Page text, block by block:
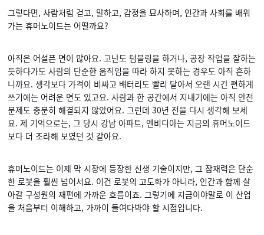
그렇다면, 사람처럼 걷고, 말하고, 감정을 묘사하며, 인간과 사회를 배워
가는 휴머노이드는 어떨까요?
아직은 어설픈 면이 많아요. 고난도 텀블링을 하거나, 공장 작업을 잘하는
듯하다가도 사람의 단순한 움직임을 따라 하지 못하는 경우도 아직 흔하
니까요. 생각보다 가격이 비싸고 배터리도 빨리 달아서 오랜 시간 편하게
쓰기에는 어려운 면도 있고요. 사람과 한 공간에서 지내기에는 아직 안전
문제도 충분히 해결되지 않았어요. 그런데 30년 전을 다시 생각해 보세
요. 제 기억으로는, 그 당시 강남 아파트, 엔비디아는 지금의 휴머노이드
보다 더 초라해 보였던 것 같아요.
휴머노이드는 이제 막 시장에 등장한 신생 기술이지만, 그 잠재력은 단순
한 로봇을 훨씬 넘어서요. 이건 로봇의 고도화가 아니라, 인간과 함께 살
아갈 구성원의 재편에 가까운 흐름이죠. 그렇기에 지금이야말로 이 산업
을 처음부터 이해하고, 가까이 들여다봐야 할 시점입니다.